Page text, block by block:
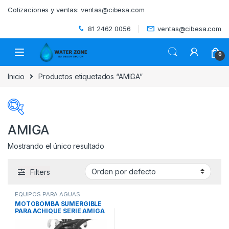
Cotizaciones y ventas: ventas@cibesa.com
81 2462 0056 ventas@cibesa.com
0
Inicio Productos etiquetados “AMIGA”
ACCESORIOS (0)
BEBEDEROS
BIODIGESTORES
AMIGA
Mostrando el único resultado
Filters
EQUIPOS PARA AGUAS
RESIDUALES,MOTOBOMBAS
SUMERGIBLES PARA ACHIQUE,
SISTEMAS DE BOMBEO
MOTOBOMBA SUMERGIBLE
PARA ACHIQUE SERIE AMIGA